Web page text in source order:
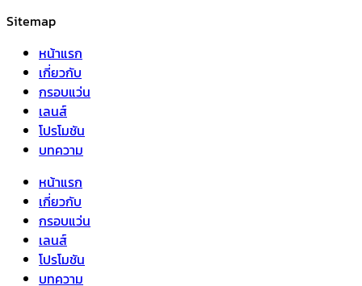
Sitemap
หน้าแรก
เกี่ยวกับ
กรอบแว่น
เลนส์
โปรโมชัน
บทความ
หน้าแรก
เกี่ยวกับ
กรอบแว่น
เลนส์
โปรโมชัน
บทความ